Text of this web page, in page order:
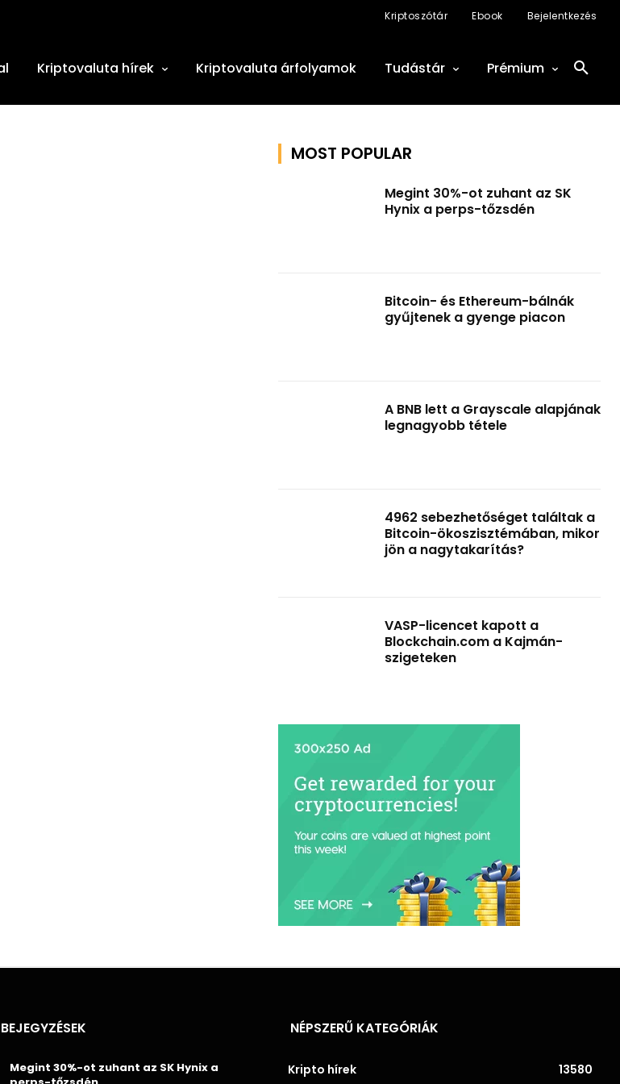
Kriptoszótár Ebook Bejelentkezés
Kriptovaluta hírek Kriptovaluta árfolyamok Tudástár Prémium
MOST POPULAR
Megint 30%-ot zuhant az SK
Hynix a perps-tőzsdén
Bitcoin- és Ethereum-bálnák
gyűjtenek a gyenge piacon
A BNB lett a Grayscale alapjának
legnagyobb tétele
4962 sebezhetőséget találtak a
Bitcoin-ökoszisztémában, mikor
jön a nagytakarítás?
VASP-licencet kapott a
Blockchain.com a Kajmán-
szigeteken
Megint 30%-ot zuhant az SK Hynix a
NÉPSZERŰ KATEGÓRIÁK
Kripto hírek 13580